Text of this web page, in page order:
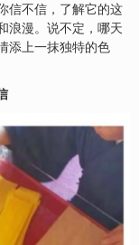
信不信，了解它的这
浪漫。说不定，哪天
添上一抹独特的色